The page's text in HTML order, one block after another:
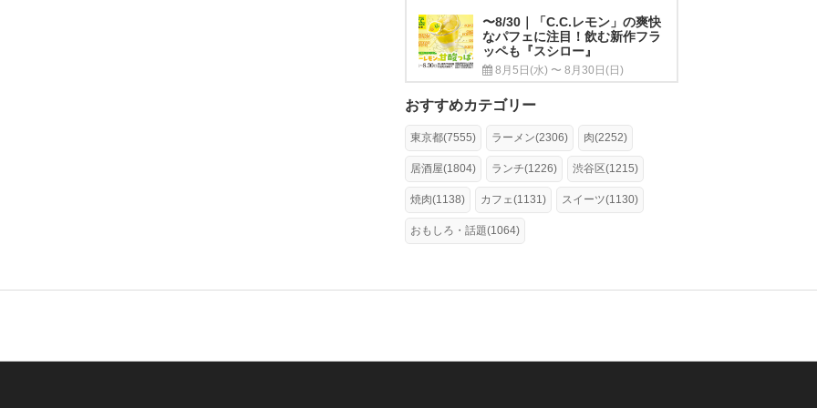
〜8/30｜「C.C.レモン」の爽快
なパフェに注目！飲む新作フラ
ッペも『スシロー』
8月5日(水) 〜 8月30日(日)
おすすめカテゴリー
東京都(7555) ラーメン(2306) 肉(2252)
居酒屋(1804) ランチ(1226) 渋谷区(1215)
焼肉(1138) カフェ(1131) スイーツ(1130)
おもしろ・話題(1064)